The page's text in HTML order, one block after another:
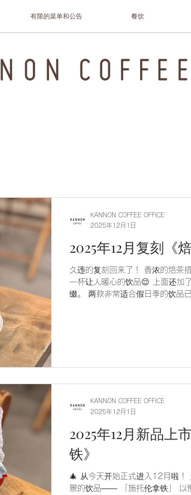
有限的菜单和公告 餐饮
2025年12月复刻《
久违的复刻回来了！ 香浓的焙茶
一杯让人暖心的饮品😌 上面还加
缀。 两款非常适合假日季的饮品
KANNON COFFEE OFFICE
2025年12月1日
2025年12月新品上
铁》
🎄 从今天开始正式进入12月啦！
景的饮品—— 「施托伦拿铁」 以
KANNON COFFEE OFFICE
2025年12月1日